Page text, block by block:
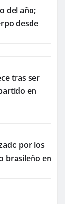
del año;
desde
tras ser
en
por los
brasileño en